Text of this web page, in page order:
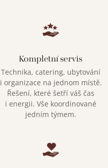
Kompletní servis
Technika, catering, ubytování
i organizace na jednom místě.
Řešení, které šetří váš čas
i energii. Vše koordinované
jedním týmem.